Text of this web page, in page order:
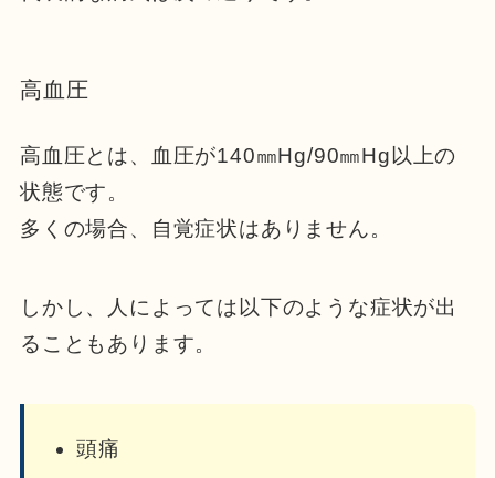
高血圧
高血圧とは、血圧が140㎜Hg/90㎜Hg以上の
状態です。
多くの場合、自覚症状はありません。
しかし、人によっては以下のような症状が出
ることもあります。
頭痛